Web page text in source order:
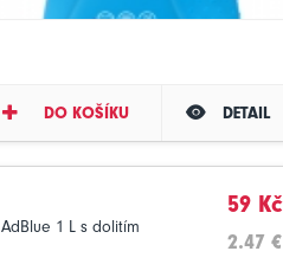
DO KOŠÍKU DETAIL
AdBlue 1 L s dolitím
59 Kč
2.47 €